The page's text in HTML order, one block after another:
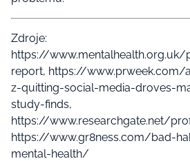
Zdroje:
https://
report, https://www.prweek.com/
z-quitting-social-media-droves-
study-finds,
https://www.researchgate.net/
https://www.gr8ness.com/bad-
mental-health/